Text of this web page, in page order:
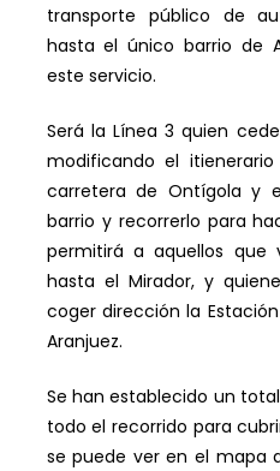
transporte público de
hasta el único barrio de
este servicio.
Será la Línea 3 quien
modificando el
carretera de Ontígola y
barrio y recorrerlo para
permitirá a aquellos
hasta el Mirador, y
coger dirección la
Aranjuez.
Se han establecido un
todo el recorrido para
se puede ver en el mapa